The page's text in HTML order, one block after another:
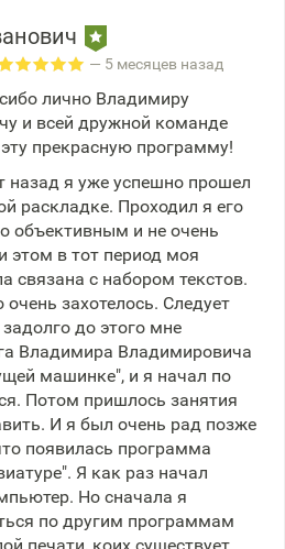
— 5 месяцев назад
лично Владимиру
и всей дружной команде
эту прекрасную программу!
назад я уже успешно прошел
раскладке. Проходил я его
объективным и не очень
этом в тот период моя
связана с набором текстов.
захотелось. Следует
до этого мне
Владимира Владимировича
машинке", и я начал по
Потом пришлось занятия
И я был очень рад позже
появилась программа
Я как раз начал
Но сначала я
по другим программам